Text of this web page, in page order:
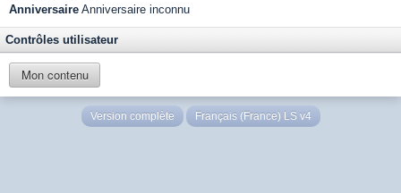
Anniversaire Anniversaire inconnu
Contrôles utilisateur
Mon contenu
Version complète Français (France) LS v4